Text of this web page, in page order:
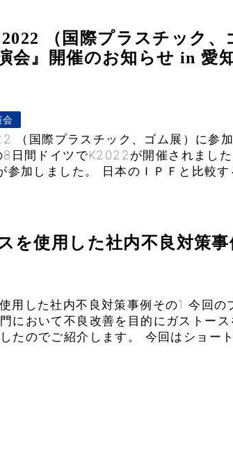
2022 （国際プラスチック、
会』開催のお知らせ in 愛
会
（国際プラスチック、ゴム展）に参
日間ドイツでK2022が開催されまし
参加しました。 日本のＩＰＦと比較
を使用した社内不良対策
用した社内不良対策事例その1 今回の
において不良改善を目的にガストー
たのでご紹介します。 今回はショー